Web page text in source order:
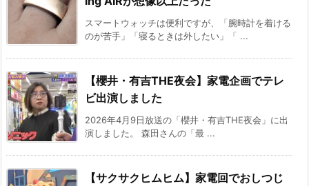
スマートウォッチは便利ですが、「腕時計を着ける
のが苦手」「寝るときは外したい」「 ...
【櫻井・有吉THE夜会】家電企画でテレ
ビ出演しました
2026年4月9日放送の「櫻井・有吉THE夜会」に出
演しました。 森田さんの「最 ...
【サクサクヒムヒム】家電回でおしつじ